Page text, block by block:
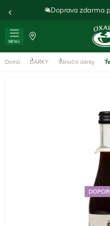
Doprava zdarma
MENU
Domů DÁRKY Vánoční dárky